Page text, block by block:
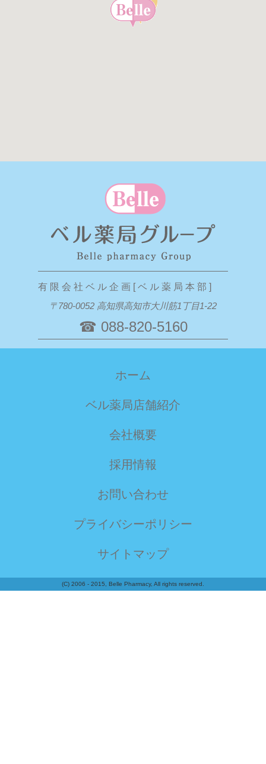
有 限 会 社 ベ ル 企 画 [ ベ ル 薬 局 本 部 ]
〒780-0052 高知県高知市大川筋1丁目1-22
☎ 088-820-5160
ホーム
ベル薬局店舗紹介
会社概要
採用情報
お問い合わせ
プライバシーポリシー
サイトマップ
(C) 2006 - 2015, Belle Pharmacy, All rights reserved.